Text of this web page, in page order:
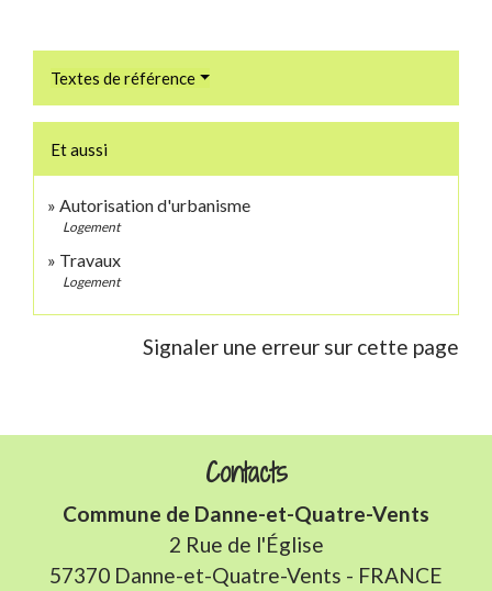
Textes de référence
Et aussi
Autorisation d'urbanisme
Logement
Travaux
Logement
Signaler une erreur sur cette page
Contacts
Commune de Danne-et-Quatre-Vents
2 Rue de l'Église
57370 Danne-et-Quatre-Vents - FRANCE